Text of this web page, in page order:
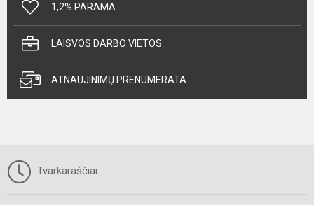
1,2% PARAMA
LAISVOS DARBO VIETOS
ATNAUJINIMŲ PRENUMERATA
Tvarkaraščiai